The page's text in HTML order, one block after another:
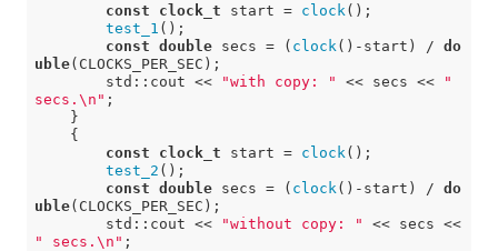
const
clock_t start = clock ();
test_1 ();
const double secs = ( clock ()-start) / do
uble(CLOCKS_PER_SEC);
        std::cout <<
"with copy: " << secs <<
"
secs.\n" ;
const
clock_t start = clock ();
test_2 ();
const double secs = ( clock ()-start) / do
uble(CLOCKS_PER_SEC);
        std::cout <<
"without copy: "
<< secs <<
" secs.\n" ;